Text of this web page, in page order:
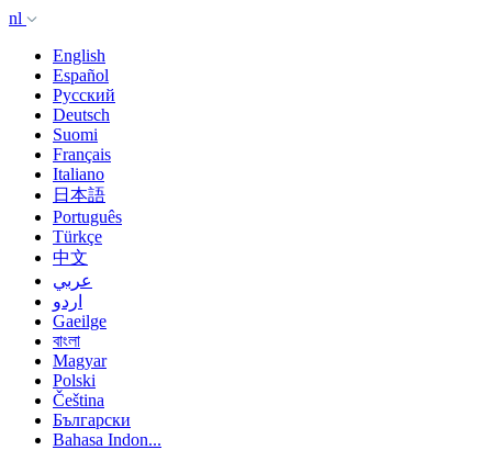
nl
English
Español
Русский
Deutsch
Suomi
Français
Italiano
日本語
Português
Türkçe
中文
عربي
اردو
Gaeilge
বাংলা
Magyar
Polski
Čeština
Български
Bahasa Indon...